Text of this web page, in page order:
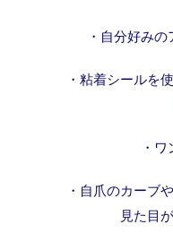
・自分好み
・粘着シールを
・
・自爪のカーブ
見た目